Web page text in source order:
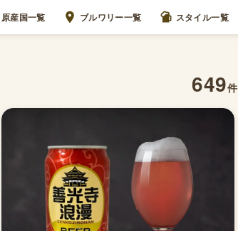
原産国一覧 ブルワリー一覧 スタイル一覧
649件